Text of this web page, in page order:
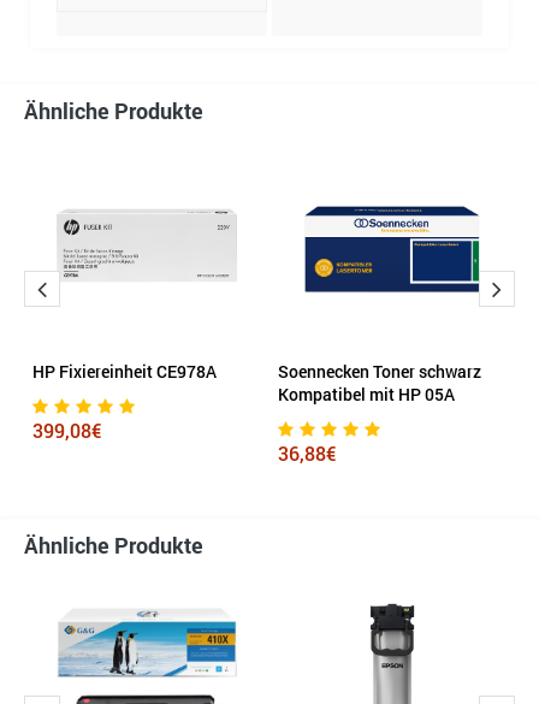
Ähnliche Produkte
HP Fixiereinheit CE978A
399,08€
Soennecken Toner schwarz
Kompatibel mit HP 05A
36,88€
Ähnliche Produkte